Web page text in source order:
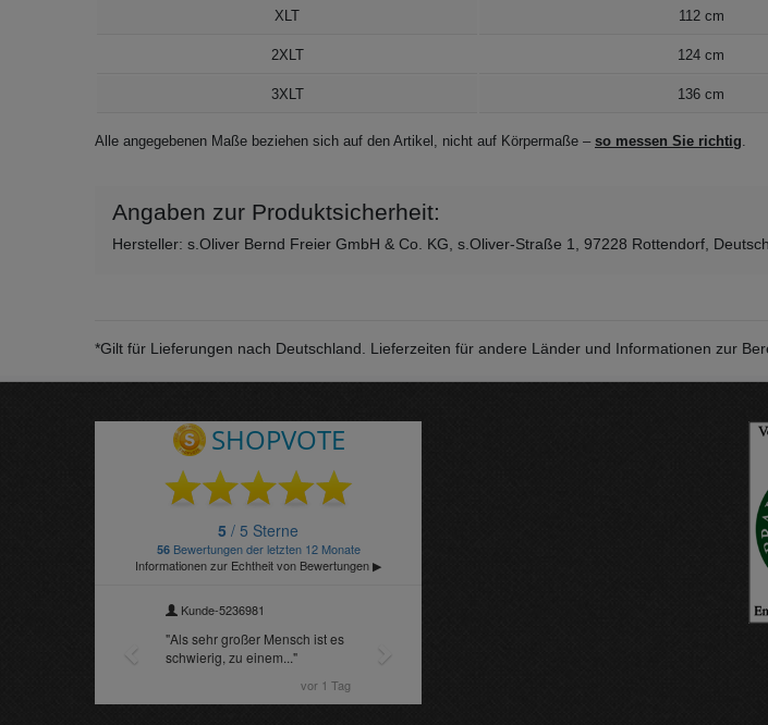
XLT 112 cm
2XLT 124 cm
3XLT 136 cm
Alle angegebenen Maße beziehen sich auf den Artikel, nicht auf Körpermaße – so messen Sie richtig.
Angaben zur Produktsicherheit:
Hersteller: s.Oliver Bernd Freier GmbH & Co. KG, s.Oliver-Straße 1, 97228 Rottendorf,
*Gilt für Lieferungen nach Deutschland. Lieferzeiten für andere Länder und Informationen zur